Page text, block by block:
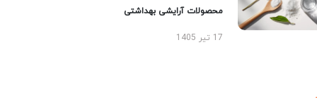
محصولات آرایشی بهداشتی
17 تیر 1405